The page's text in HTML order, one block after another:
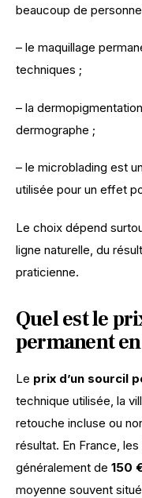
beaucoup de
– le maquillage
techniques ;
– la
dermographe ;
– le microblading est
utilisée pour un effet
Le choix dépend
ligne naturelle, du
praticienne.
Quel est le
permanent
Le prix d’un sourcil
technique utilisée, la
retouche incluse ou
résultat. En France,
généralement de 150
moyenne souvent